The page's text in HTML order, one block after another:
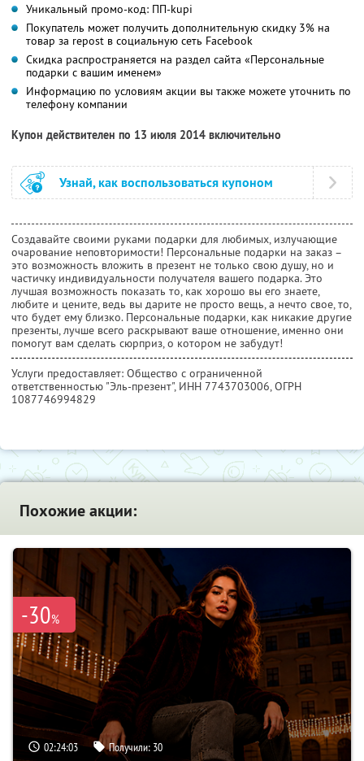
Уникальный промо-код: ПП-kupi
Покупатель может получить дополнительную скидку 3% на
товар за repost в социальную сеть Facebook
Скидка распространяется на раздел сайта «Персональные
подарки с вашим именем»
Информацию по условиям акции вы также можете уточнить по
телефону компании
Купон действителен по 13 июля 2014 включительно
Узнай, как воспользоваться купоном
Создавайте своими руками подарки для любимых, излучающие
очарование неповторимости! Персональные подарки на заказ –
это возможность вложить в презент не только свою душу, но и
частичку индивидуальности получателя вашего подарка. Это
лучшая возможность показать то, как хорошо вы его знаете,
любите и цените, ведь вы дарите не просто вещь, а нечто свое, то,
что будет ему близко. Персональные подарки, как никакие другие
презенты, лучше всего раскрывают ваше отношение, именно они
помогут вам сделать сюрприз, о котором не забудут!
Услуги предоставляет: Общество с ограниченной
ответственностью "Эль-презент", ИНН 7743703006, ОГРН
1087746994829
Похожие акции:
-30%
02:24:03 Получили: 30